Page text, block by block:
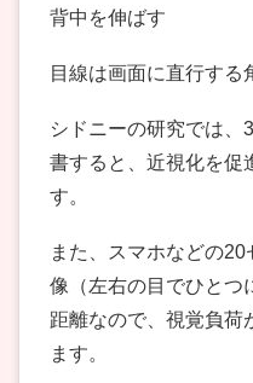
背中を伸ばす
目線は画面に直行す
シドニーの研究では、
書すると、近視化を促
す。
また、スマホなどの
像（左右の目でひとつ
距離なので、視覚負荷
ます。